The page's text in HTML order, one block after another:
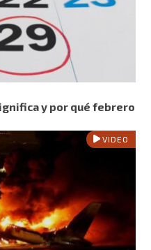
y por qué febrero
VIDEO